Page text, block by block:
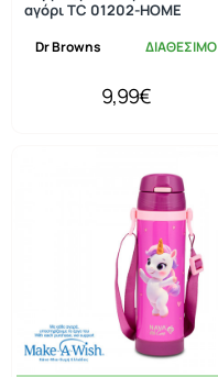
Dr Browns ΔΙΑΘΕΣΙΜΟ
αγόρι TC 01202-HOME
9,99€